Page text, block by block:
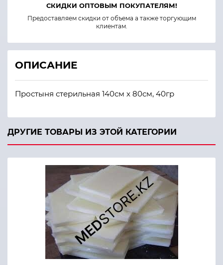
СКИДКИ ОПТОВЫМ ПОКУПАТЕЛЯМ!
Предоставляем скидки от объема а также торгующим
клиентам.
ОПИСАНИЕ
Простыня стерильная 140см х 80см, 40гр
ДРУГИЕ ТОВАРЫ ИЗ ЭТОЙ КАТЕГОРИИ